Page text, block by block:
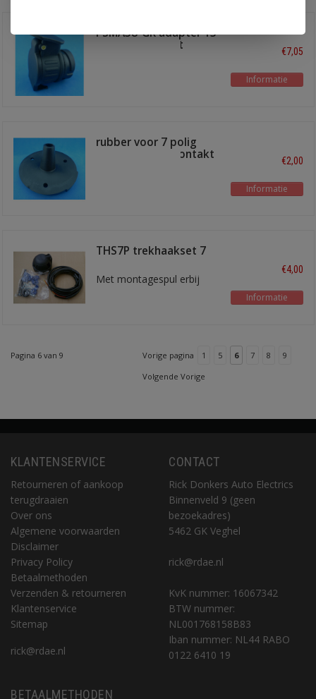
PSMA38-GR adapter 13
polig naar 7 kort
€7,05
Informatie
rubber voor 7 polig
trekhaak-stopkontakt
€2,00
Informatie
THS7P trekhaakset 7
Met montagespul erbij
€4,00
Informatie
Pagina 6 van 9 Vorige pagina 1 5 6 7 8
9
Volgende Vorige
KLANTENSERVICE
Retourneren of aankoop
terugdraaien
Over ons
Algemene voorwaarden
Disclaimer
Privacy Policy
Betaalmethoden
Verzenden & retourneren
Klantenservice
Sitemap
rick@rdae.nl
CONTACT
Rick Donkers Auto Electrics
Binnenveld 9 (geen
bezoekadres)
5462 GK Veghel
rick@rdae.nl
KvK nummer: 16067342
BTW nummer:
NL001768158B83
Iban nummer: NL44 RABO
0122 6410 19
BETAALMETHODEN